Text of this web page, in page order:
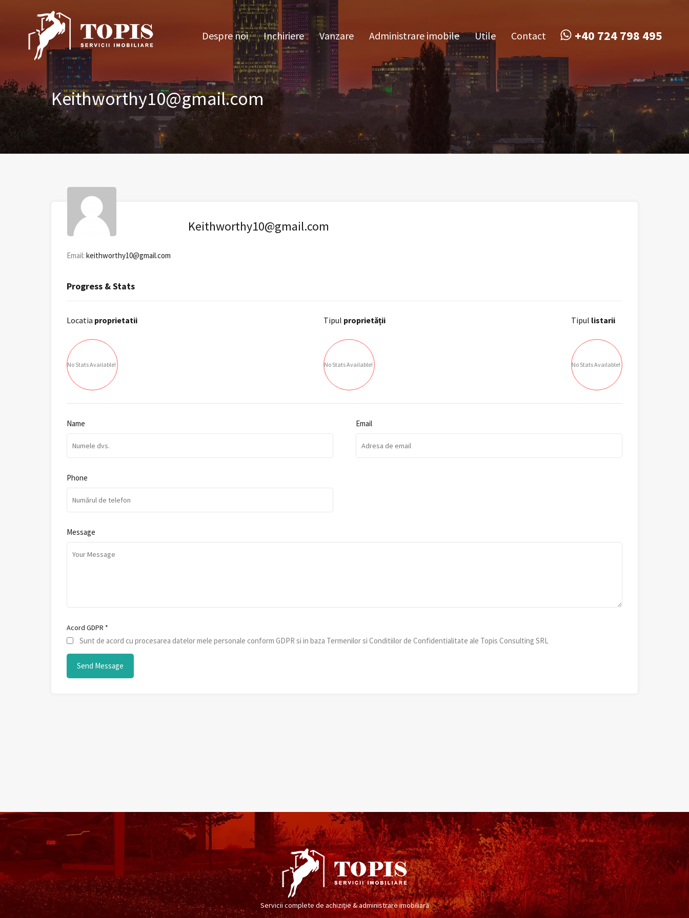
Despre noi Inchiriere
Despre noi
Inchiriere Vanzare Administrare imobile Utile Contact +40 724 798 495
Keithworthy10@gmail.com
Keithworthy10@gmail.com
Email: keithworthy10@gmail.com
Progress & Stats
Locatia proprietatii
No Stats Available!
Tipul proprietății
No Stats Available!
Tipul listarii
No Stats Available!
Name Email
Phone
Message
Acord GDPR *
Sunt de acord cu procesarea datelor mele personale conform GDPR si in baza Termenilor si Conditiilor de Confidentialitate ale Topis Consulting SRL
Servicii complete de achiziție & administrare imobiliară